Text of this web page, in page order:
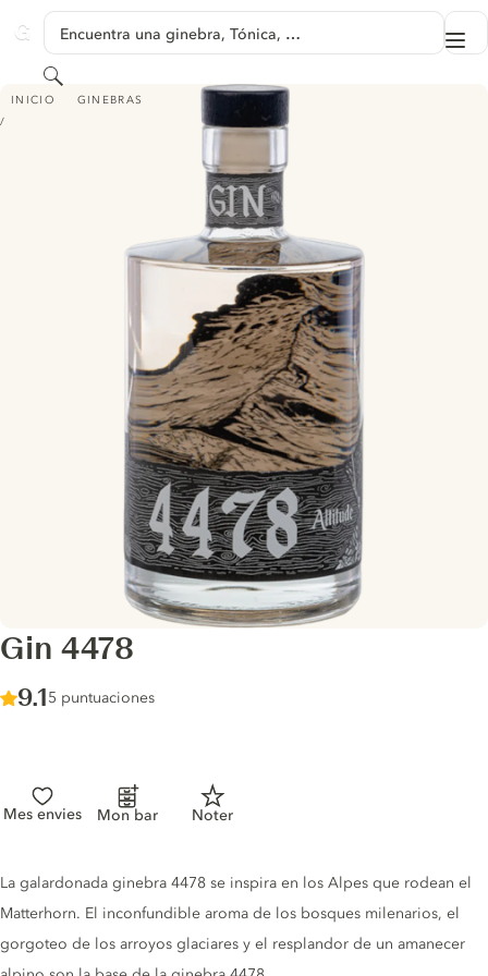
GINVENTORY
Encuentra una ginebra, Tónica, …
Buscar
INICIO GINEBRAS
GIN 4478
Gin 4478
Score :
9.1/ 10
5 puntuaciones
Mes envies Mon bar Noter
Gin description
La galardonada ginebra 4478 se inspira en los Alpes que rodean el
Matterhorn. El inconfundible aroma de los bosques milenarios, el
gorgoteo de los arroyos glaciares y el resplandor de un amanecer